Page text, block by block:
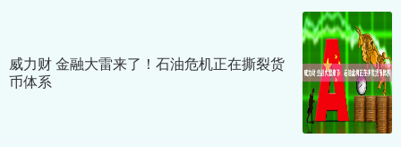
威力财 金融大雷来了！石油危机正在撕裂货
币体系